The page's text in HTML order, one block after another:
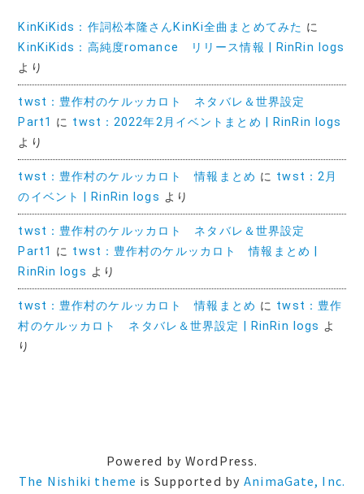
KinKiKids：作詞松本隆さんKinKi全曲まとめてみた に
KinKiKids：高純度romance リリース情報 | RinRin logs
より
twst：豊作村のケルッカロト ネタバレ＆世界設定
Part1 に twst：2022年2月イベントまとめ | RinRin logs
より
twst：豊作村のケルッカロト 情報まとめ に twst：2月
のイベント | RinRin logs より
twst：豊作村のケルッカロト ネタバレ＆世界設定
Part1 に twst：豊作村のケルッカロト 情報まとめ |
RinRin logs より
twst：豊作村のケルッカロト 情報まとめ に twst：豊作
村のケルッカロト ネタバレ＆世界設定 | RinRin logs よ
り
Powered by WordPress.
The Nishiki theme is Supported byAnimaGate, Inc.